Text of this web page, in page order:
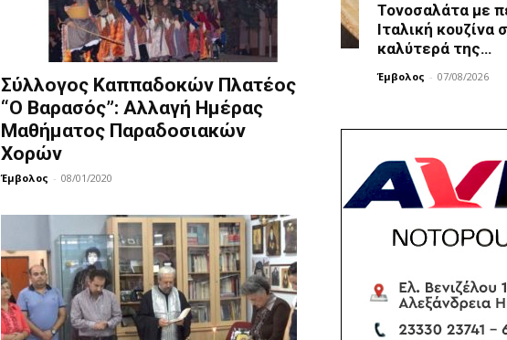
Σύλλογος Καππαδοκών Πλατέος
“Ο Βαρασός”: Αλλαγή Ημέρας
Μαθήματος Παραδοσιακών
Χορών
Έμβολος - 08/01/2020
Τονοσαλάτα με
Ιταλική κουζίνα
καλύτερά της…
Έμβολος - 07/08/2026